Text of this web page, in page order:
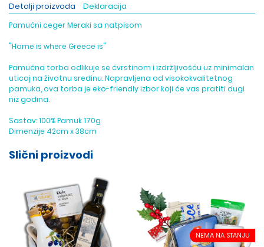
Detalji proizvoda Deklaracija
Pamučni ceger Meraki sa natpisom
"Home is where Greece is"
Pamučna torba odlikuje se čvrstinom i izdržljivošću uz minimalan
uticaj na životnu sredinu. Napravljena od visokokvalitetnog
pamuka, ova torba je eko-friendly izbor koji će vas pratiti dugi
niz godina.
Sastav: 100% Pamuk 170g
Dimenzije 42cm x 38cm
Slični proizvodi
NEMA NA STANJU